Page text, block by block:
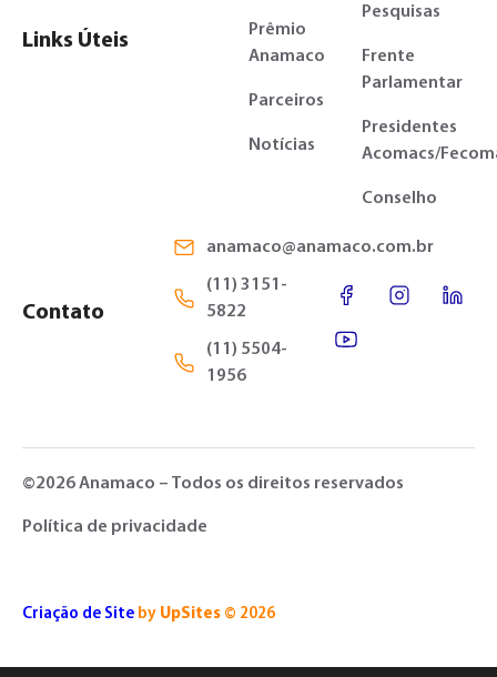
Links Úteis
Prêmio
Anamaco
Parceiros
Notícias
Pesquisas
Frente
Parlamentar
Presidentes
Acomacs/
Conselho
Contato
anamaco@anamaco.com.br
(11) 3151-
5822
(11) 5504-
1956
©2026 Anamaco – Todos os direitos reservados
Política de privacidade
Criação de Site by UpSites © 2026